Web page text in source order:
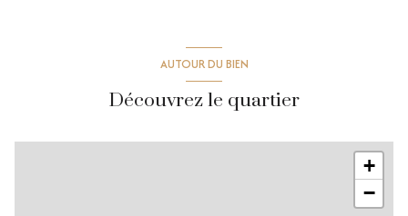
AUTOUR DU BIEN
Découvrez le quartier
+
−